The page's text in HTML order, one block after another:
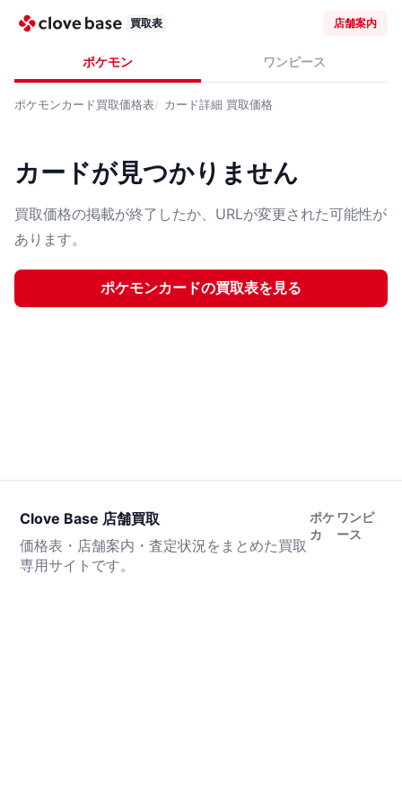
買取表 店舗案内
ポケモン ワンピース
ポケモンカード買取価格表 カード詳細 買取価格
カードが見つかりません
買取価格の掲載が終了したか、URLが変更された可能性が
あります。
ポケモンカードの買取表を見る
Clove Base 店舗買取
価格表・店舗案内・査定状況をまとめた買取
専用サイトです。
ポケ
カ
ワンピ
ース